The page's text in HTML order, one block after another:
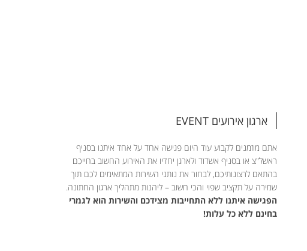
ארגון אירועים EVENT
אתם מוזמנים לקבוע עוד היום פגישה אחד על אחד איתנו בסניף
ראשל"צ או בסניף אשדוד ולארגן יחדיו את האירוע החשוב בחייכם
בהתאם לרצונותיכם, לבחור את נותני השירות המתאימים לכם תוך
שמירה על תקציב שפוי והכי חשוב – ליהנות מתהליך ארגון החתונה.
הפגישה איתנו ללא התחייבות מצידכם והשירות הוא לגמרי
בחינם ללא כל עלות!